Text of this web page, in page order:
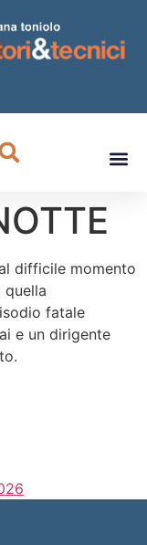
difficile momento
quella
fatale
e un dirigente